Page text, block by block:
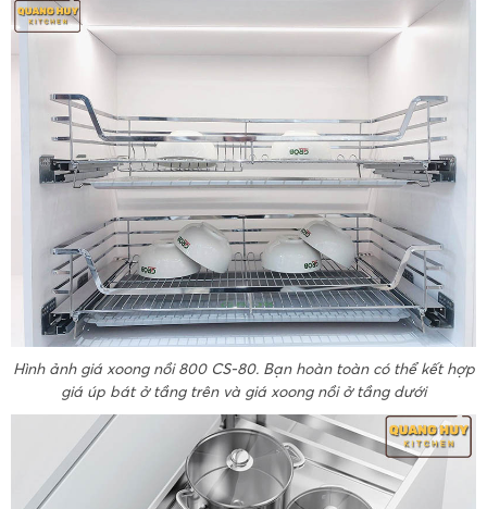
Hình ảnh giá xoong nồi 800 CS-80. Bạn hoàn toàn có thể kết hợp
giá úp bát ở tầng trên và giá xoong nồi ở tầng dưới